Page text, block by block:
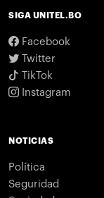
SIGA UNITEL.BO
Facebook
Twitter
TikTok
Instagram
NOTICIAS
Política
Seguridad